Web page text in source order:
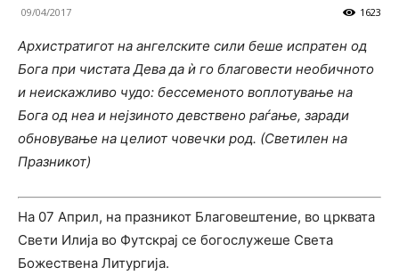
09/04/2017 1623
Архистратигот на ангелските сили беше испратен од
Бога при чистата Дева да ѝ го благовести необичното
и неискажливо чудо: бессеменото воплотување на
Бога од неа и нејзиното девствено раѓање, заради
обновување на целиот човечки род. (Светилен на
Празникот)
На 07 Април, на празникот Благовештение, во црквата
Свети Илија во Футскрај се богослужеше Света
Божествена Литургија.